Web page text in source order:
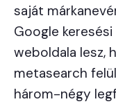
saját
Google
weboldala lesz,
metasearch
három-négy